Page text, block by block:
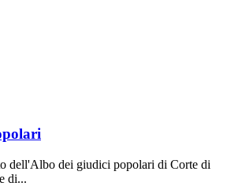
dell'Albo dei giudici popolari di Corte di
di...